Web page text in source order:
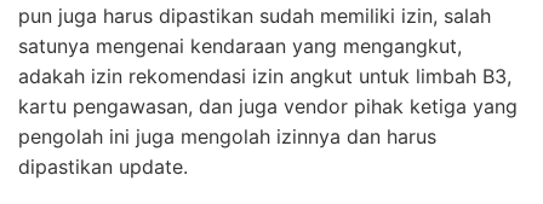
pun juga harus dipastikan sudah memiliki izin, salah
satunya mengenai kendaraan yang mengangkut,
adakah izin rekomendasi izin angkut untuk limbah B3,
kartu pengawasan, dan juga vendor pihak ketiga yang
pengolah ini juga mengolah izinnya dan harus
dipastikan update.